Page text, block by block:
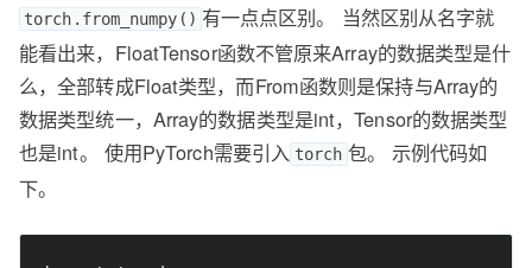
torch.from_numpy() 有一点点区别。 当然区别从名字就
能看出来，FloatTensor函数不管原来Array的数据类型是什
么，全部转成Float类型，而From函数则是保持与Array的
数据类型统一，Array的数据类型是int，Tensor的数据类型
也是int。 使用PyTorch需要引入 torch 包。 示例代码如
下。